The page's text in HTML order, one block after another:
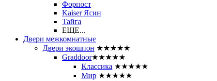
Форпост
Kaiser Ясин
Тайга
ЕЩЕ...
Двери межкомнатные
Двери экошпон ★★★★★
Graddoor★★★★★
Классика ★★★★★
Мир ★★★★★